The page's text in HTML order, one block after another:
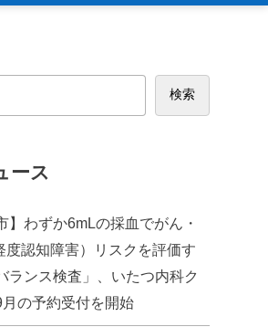
検索
ース
】わずか6mLの採血でがん・
度認知障害）リスクを評価す
ランス検査」、いたつ内科ク
の予約受付を開始